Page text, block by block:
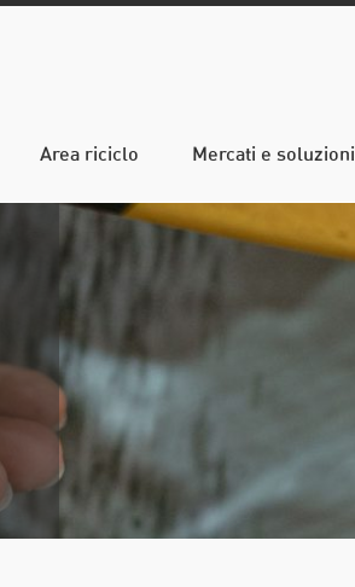
Area riciclo Mercati e soluzioni